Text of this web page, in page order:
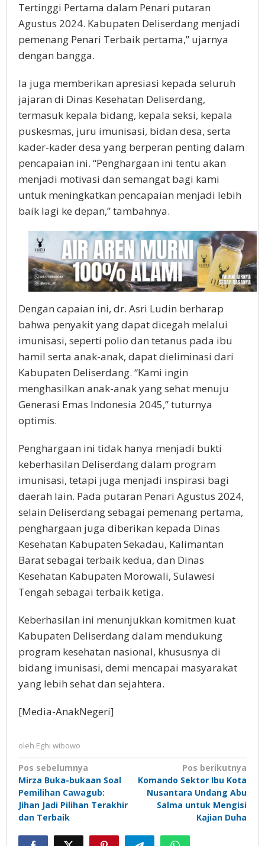
Tertinggi Pertama dalam Penari putaran
Agustus 2024. Kabupaten Deliserdang menjadi
pemenang Penari Terbaik pertama,” ujarnya
dengan bangga.
Ia juga memberikan apresiasi kepada seluruh
jajaran di Dinas Kesehatan Deliserdang,
termasuk kepala bidang, kepala seksi, kepala
puskesmas, juru imunisasi, bidan desa, serta
kader-kader desa yang berperan penting dalam
pencapaian ini. “Penghargaan ini tentu akan
menjadi motivasi dan semangat bagi kami
untuk meningkatkan pencapaian menjadi lebih
baik lagi ke depan,” tambahnya.
Dengan capaian ini, dr. Asri Ludin berharap
bahwa penyakit yang dapat dicegah melalui
imunisasi, seperti polio dan tetanus pada ibu
hamil serta anak-anak, dapat dieliminasi dari
Kabupaten Deliserdang. “Kami ingin
menghasilkan anak-anak yang sehat menuju
Generasi Emas Indonesia 2045,” tuturnya
optimis.
Penghargaan ini tidak hanya menjadi bukti
keberhasilan Deliserdang dalam program
imunisasi, tetapi juga menjadi inspirasi bagi
daerah lain. Pada putaran Penari Agustus 2024,
selain Deliserdang sebagai pemenang pertama,
penghargaan juga diberikan kepada Dinas
Kesehatan Kabupaten Sekadau, Kalimantan
Barat sebagai terbaik kedua, dan Dinas
Kesehatan Kabupaten Morowali, Sulawesi
Tengah sebagai terbaik ketiga.
Keberhasilan ini menunjukkan komitmen kuat
Kabupaten Deliserdang dalam mendukung
program kesehatan nasional, khususnya di
bidang imunisasi, demi mencapai masyarakat
yang lebih sehat dan sejahtera.
[Media-AnakNegeri]
oleh Eghi wibowo
Navigasi
pos
Pos sebelumnya
Mirza Buka-bukaan Soal
Pemilihan Cawagub:
Jihan Jadi Pilihan Terakhir
dan Terbaik
Pos berikutnya
Komando Sektor Ibu Kota
Nusantara Undang Abu
Salma untuk Mengisi
Kajian Duha